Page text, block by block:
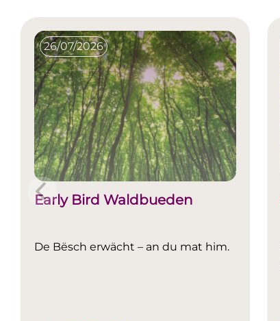
26/07/2026
Early Bird Waldbueden
De Bësch erwächt – an du mat him.